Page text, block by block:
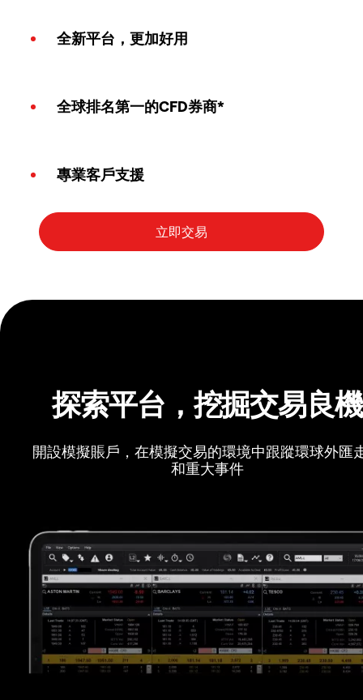
全新平台，更加好用
全球排名第一的CFD券商*
專業客戶支援
探索平台，挖掘交易良機
開設模擬賬戶，在模擬交易的環境中跟蹤環球外匯
和重大事件